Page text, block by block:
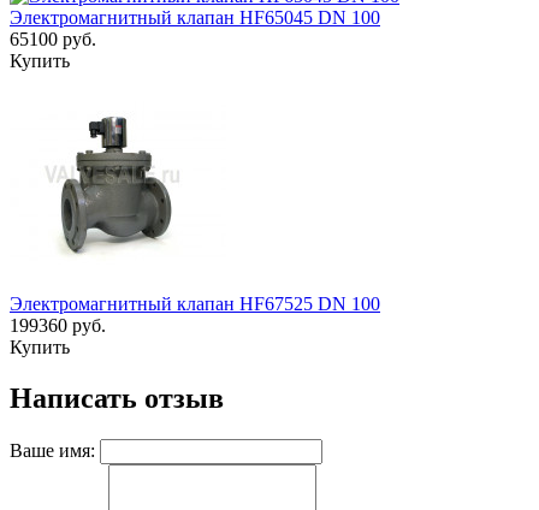
Электромагнитный клапан HF65045 DN 100
65100 руб.
Купить
Электромагнитный клапан HF67525 DN 100
199360 руб.
Купить
Написать отзыв
Ваше имя: